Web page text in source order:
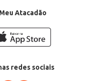
Atacadão
redes sociais